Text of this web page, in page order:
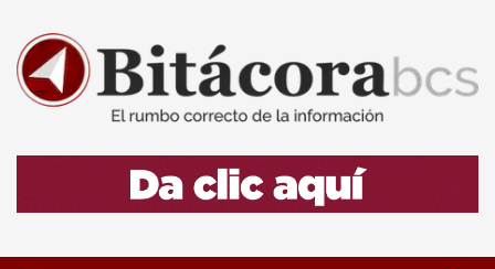
contenido